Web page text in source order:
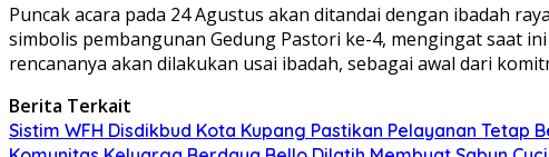
Puncak acara pada 24 Agustus akan ditandai dengan ibadah
simbolis pembangunan Gedung Pastori ke-4, mengingat saat
rencananya akan dilakukan usai ibadah, sebagai awal dari
Berita Terkait
Sistim WFH Disdikbud Kota Kupang Pastikan Pelayanan Tetap